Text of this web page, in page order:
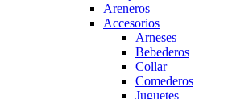
Areneros
Accesorios
Arneses
Bebederos
Collar
Comederos
Juguetes